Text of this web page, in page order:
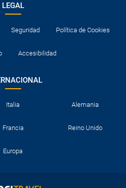
LEGAL
Seguridad Política de Cookies
Accesibilidad
Italia Alemania
Francia Reino Unido
Europa